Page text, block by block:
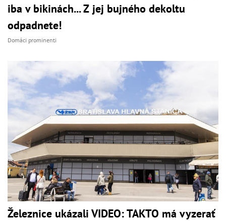
iba v bikinách... Z jej bujného dekoltu
odpadnete!
Domáci prominenti
Železnice ukázali VIDEO: TAKTO má vyzerať